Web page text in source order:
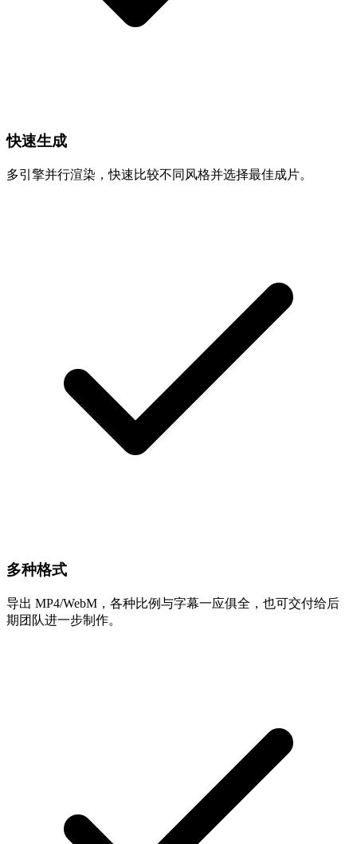
快速生成
多引擎并行渲染，快速比较不同风格并选择最佳成片。
多种格式
导出 MP4/WebM，各种比例与字幕一应俱全，也可交付给后
期团队进一步制作。